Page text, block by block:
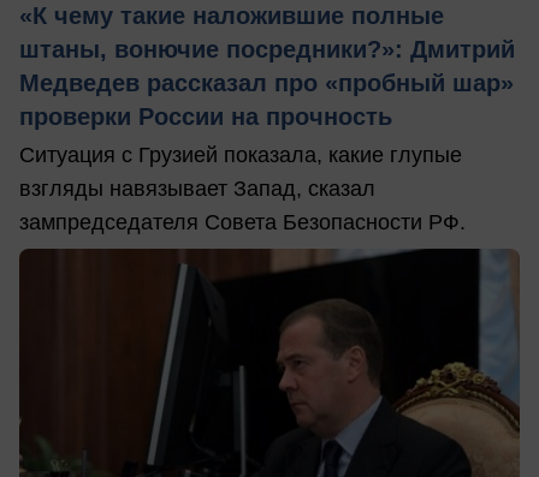
«К чему такие наложившие полные
штаны, вонючие посредники?»: Дмитрий
Медведев рассказал про «пробный шар»
проверки России на прочность
Ситуация с Грузией показала, какие глупые
взгляды навязывает Запад, сказал
зампредседателя Совета Безопасности РФ.